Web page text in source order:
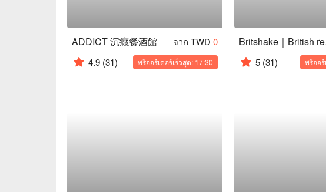
ADDICT 沉癮餐酒館 จาก TWD 0
4.9 (31) พรีออร์เดอร์เร็วสุด: 17:30
5 (31) พรีออร์